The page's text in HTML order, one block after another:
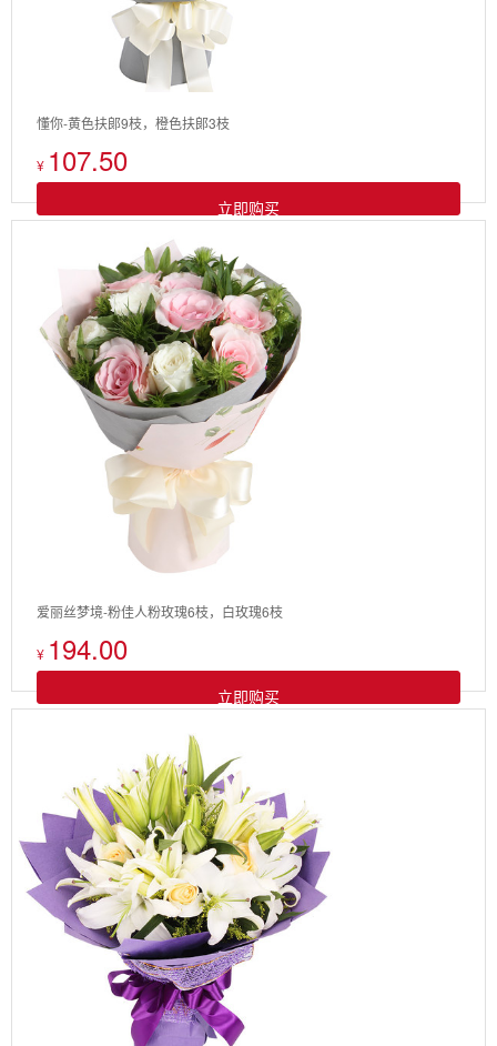
懂你-黄色扶郞9枝，橙色扶郞3枝
¥ 107.50
立即购买
爱丽丝梦境-粉佳人粉玫瑰6枝，白玫瑰6枝
¥ 194.00
立即购买